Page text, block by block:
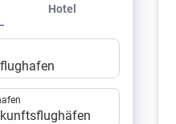
Hotel